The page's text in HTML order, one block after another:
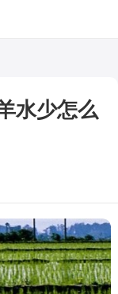
水少怎么